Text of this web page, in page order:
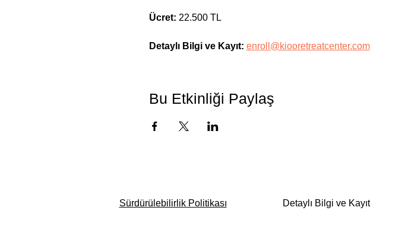
Ücret: 22.500 TL
Detaylı Bilgi ve Kayıt: enroll@kiooretreatcenter.com
Bu Etkinliği Paylaş
Sürdürülebilirlik Politikası Detaylı Bilgi ve Kayıt